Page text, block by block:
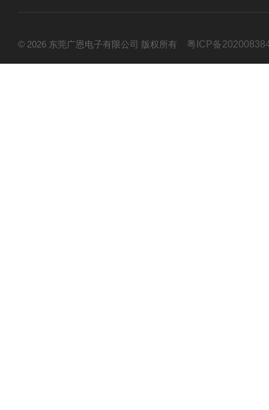
© 2026 东莞广恩电子有限公司 版权所有 粤ICP备